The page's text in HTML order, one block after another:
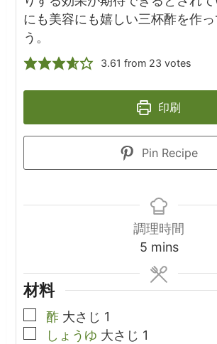
にも美容にも嬉しい三杯酢を作っ
う。
3.61 from 23 votes
印刷
Pin Recipe
調理時間
5minutes
mins
材料
▢
酢 大さじ 1
▢しょうゆ 大さじ 1